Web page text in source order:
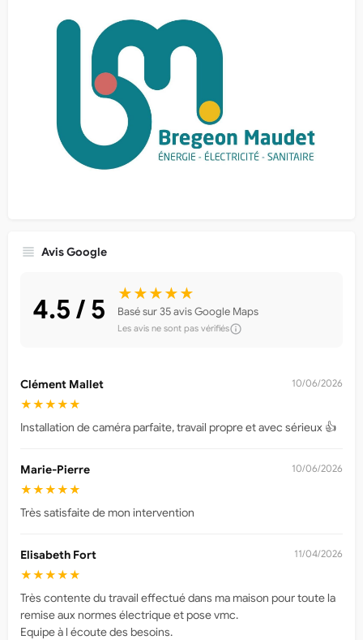
Avis Google
4.5 / 5 ★★★★★
Basé sur 35 avis Google Maps
Les avis ne sont pas vérifiés
Clément Mallet 10/06/2026
★★★★★
Installation de caméra parfaite, travail propre et avec sérieux 👍
Marie-Pierre 10/06/2026
★★★★★
Très satisfaite de mon intervention
Elisabeth Fort 11/04/2026
★★★★★
Très contente du travail effectué dans ma maison pour toute la
remise aux normes électrique et pose vmc.
Equipe à l écoute des besoins.